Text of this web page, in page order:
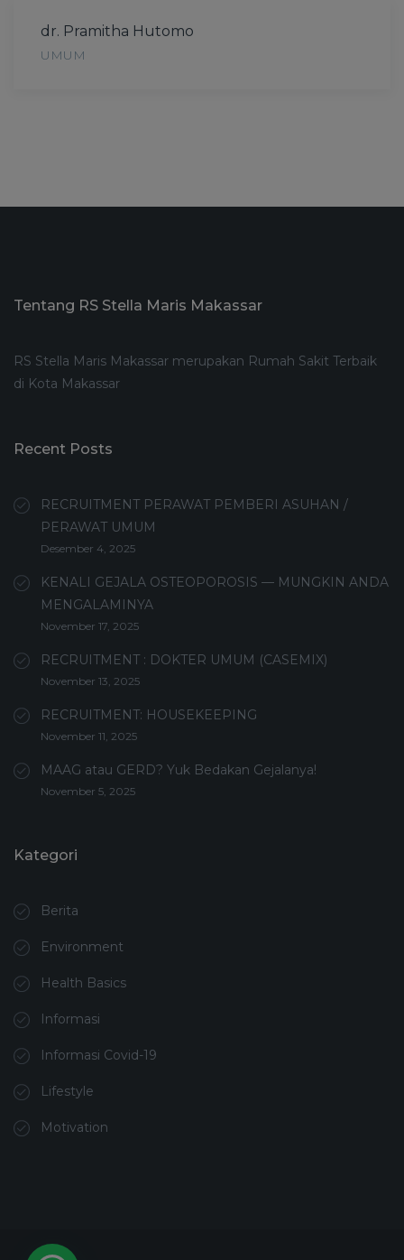
dr. Pramitha Hutomo
UMUM
Tentang RS Stella Maris Makassar
RS Stella Maris Makassar merupakan Rumah Sakit Terbaik
di Kota Makassar
Recent Posts
RECRUITMENT PERAWAT PEMBERI ASUHAN /
PERAWAT UMUM
Desember 4, 2025
KENALI GEJALA OSTEOPOROSIS — MUNGKIN ANDA
MENGALAMINYA
November 17, 2025
RECRUITMENT : DOKTER UMUM (CASEMIX)
November 13, 2025
RECRUITMENT: HOUSEKEEPING
November 11, 2025
MAAG atau GERD? Yuk Bedakan Gejalanya!
November 5, 2025
Kategori
Berita
Environment
Health Basics
Informasi
Informasi Covid-19
Lifestyle
Motivation